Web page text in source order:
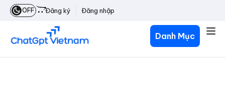
OFF Đăng ký Đăng nhập
Danh Mục